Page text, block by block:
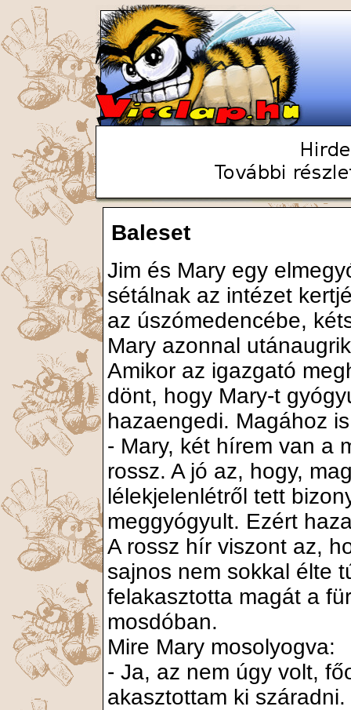
Baleset
Jim és Mary egy
sétálnak az intézet
az úszómedencébe,
Mary azonnal
Amikor az igazgató
dönt, hogy Mary-t
hazaengedi. Magához
- Mary, két hírem van a
rossz. A jó az, hogy,
lélekjelenlétről tett
meggyógyult. Ezért
A rossz hír viszont az,
sajnos nem sokkal élte
felakasztotta magát a
mosdóban.
Mire Mary mosolyogva:
- Ja, az nem úgy volt,
akasztottam ki száradni.